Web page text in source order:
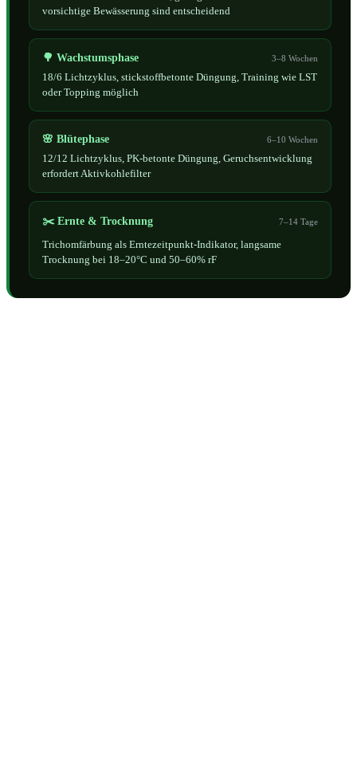
vorsichtige Bewässerung sind entscheidend
🌳 Wachstumsphase 3–8 Wochen
18/6 Lichtzyklus, stickstoffbetonte Düngung, Training wie LST
oder Topping möglich
🌸 Blütephase 6–10 Wochen
12/12 Lichtzyklus, PK-betonte Düngung, Geruchsentwicklung
erfordert Aktivkohlefilter
✂️ Ernte & Trocknung 7–14 Tage
Trichomfärbung als Erntezeitpunkt-Indikator, langsame
Trocknung bei 18–20°C und 50–60% rF